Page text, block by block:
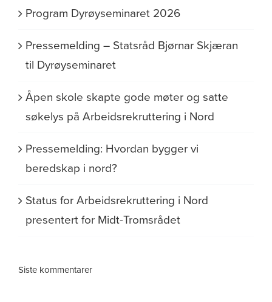
Program Dyrøyseminaret 2026
Pressemelding – Statsråd Bjørnar Skjæran
til Dyrøyseminaret
Åpen skole skapte gode møter og satte
søkelys på Arbeidsrekruttering i Nord
Pressemelding: Hvordan bygger vi
beredskap i nord?
Status for Arbeidsrekruttering i Nord
presentert for Midt-Tromsrådet
Siste kommentarer